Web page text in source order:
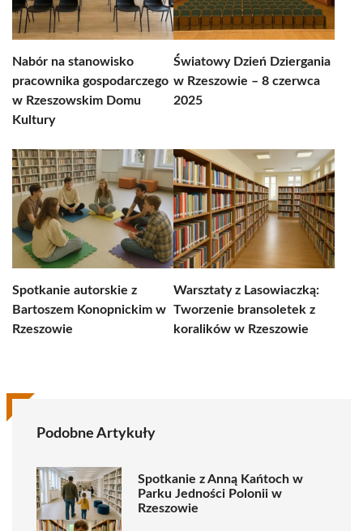
Nabór na stanowisko
pracownika gospodarczego
w Rzeszowskim Domu
Kultury
Światowy Dzień Dziergania
w Rzeszowie – 8 czerwca
2025
Spotkanie autorskie z
Bartoszem Konopnickim w
Rzeszowie
Warsztaty z Lasowiaczką:
Tworzenie bransoletek z
koralików w Rzeszowie
Podobne Artykuły
Spotkanie z Anną Kańtoch w
Parku Jedności Polonii w
Rzeszowie